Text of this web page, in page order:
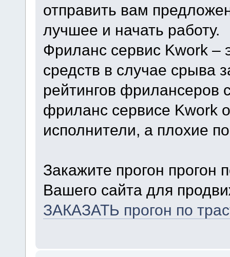
отправить вам
лучшее и начать работу.
Фриланс сервис Kwork –
средств в случае срыва
рейтингов фрилансеров
фриланс сервисе Kwork
исполнители, а плохие
Закажите прогон прогон
Вашего сайта для
ЗАКАЗАТЬ прогон по